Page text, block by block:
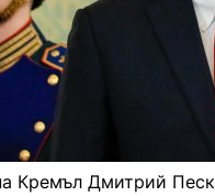
Кремъл Дмитрий